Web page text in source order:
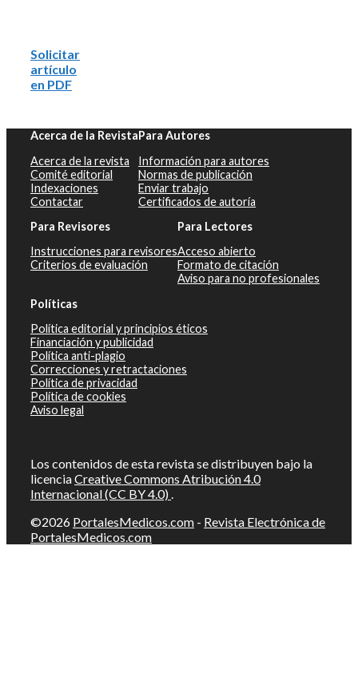
Solicitar
artículo
en PDF
Acerca de la Revista
Acerca de la revista
Comité editorial
Indexaciones
Contactar
Para Autores
Información para autores
Normas de publicación
Enviar trabajo
Certificados de autoría
Para Revisores
Instrucciones para revisores
Criterios de evaluación
Para Lectores
Acceso abierto
Formato de citación
Aviso para no profesionales
Políticas
Política editorial y principios éticos
Financiación y publicidad
Política anti-plagio
Correcciones y retractaciones
Política de privacidad
Política de cookies
Aviso legal
Los contenidos de esta revista se distribuyen bajo la
licenciaCreative Commons Atribución 4.0
Internacional (CC BY 4.0) .
©2026 PortalesMedicos.com - Revista Electrónica de
PortalesMedicos.com